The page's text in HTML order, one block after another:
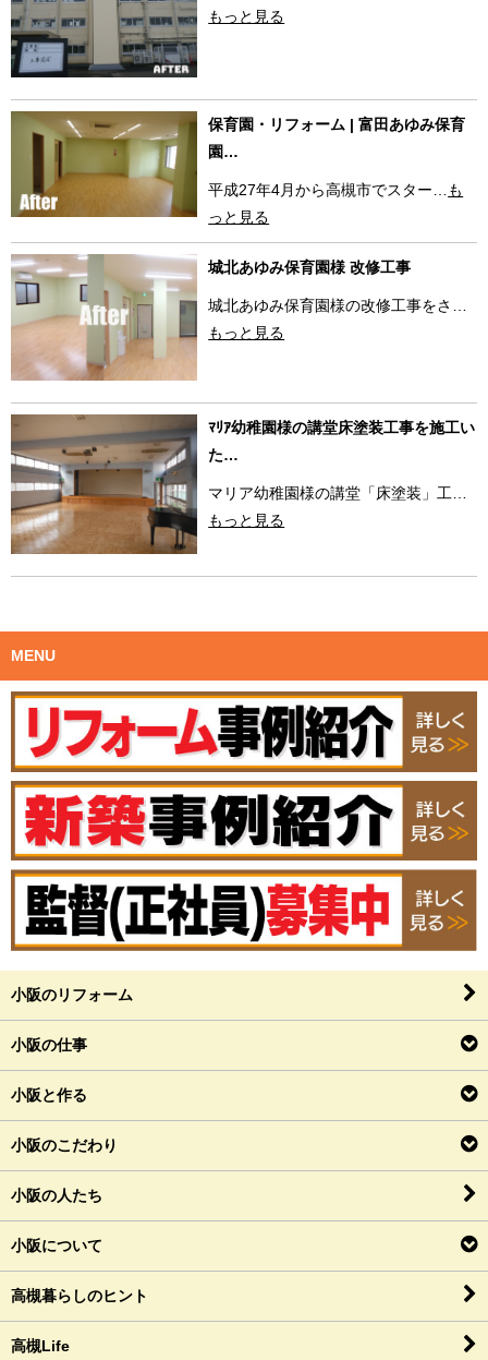
もっと見る
保育園・リフォーム | 富田あゆみ保育
園…
平成27年4月から高槻市でスター…も
っと見る
城北あゆみ保育園様 改修工事
城北あゆみ保育園様の改修工事をさ…
もっと見る
ﾏﾘｱ幼稚園様の講堂床塗装工事を施工い
た…
マリア幼稚園様の講堂「床塗装」工…
もっと見る
MENU
小阪のリフォーム
小阪の仕事
小阪と作る
小阪のこだわり
小阪の人たち
小阪について
高槻暮らしのヒント
高槻Life